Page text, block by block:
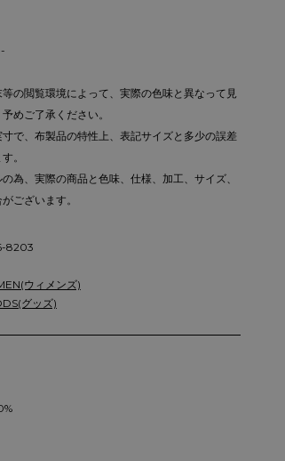
の閲覧環境によって、実際の色味と異なって見
めご了承ください。
で、布製品の特性上、表記サイズと多少の誤差
。
為、実際の商品と色味、仕様、加工、サイズ、
ございます。
8203
ウィメンズ)
グッズ)